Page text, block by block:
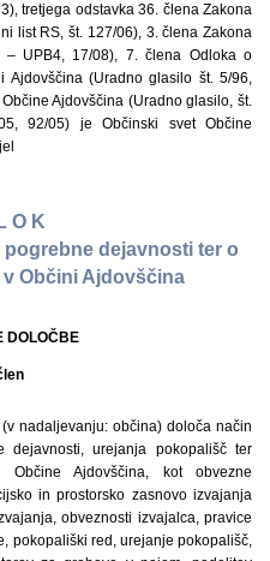
tretjega odstavka 36. člena Zakona
list RS, št. 127/06), 3. člena Zakona
UPB4, 17/08), 7. člena Odloka o
Ajdovščina (Uradno glasilo št. 5/96,
Ajdovščina (Uradno glasilo, št.
92/05) je Občinski svet Občine
O K
dejavnosti ter o
Občini Ajdovščina
DOLOČBE
nadaljevanju: občina) določa način
dejavnosti, urejanja pokopališč ter
Občine Ajdovščina, kot obvezne
in prostorsko zasnovo izvajanja
obveznosti izvajalca, pravice
pokopališki red, urejanje pokopališč,